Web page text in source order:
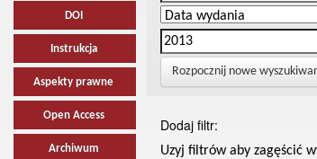
DOI
Instrukcja
Aspekty prawne
Open Access
Archiwum
Rozpocznij nowe
Dodaj filtr:
Uzyj filtrów aby zagęścić